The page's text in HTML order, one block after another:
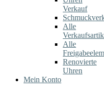
Verkauf
Alle
Alle
Renovierte
Uhren
Mein Konto